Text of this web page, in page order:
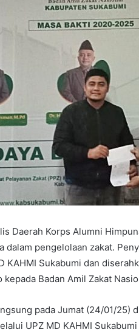
Daerah Korps Alumni
dalam pengelolaan zakat.
KAHMI Sukabumi dan
Badan Amil Zakat
pada Jumat (24/01/25)
UPZ MD KAHMI